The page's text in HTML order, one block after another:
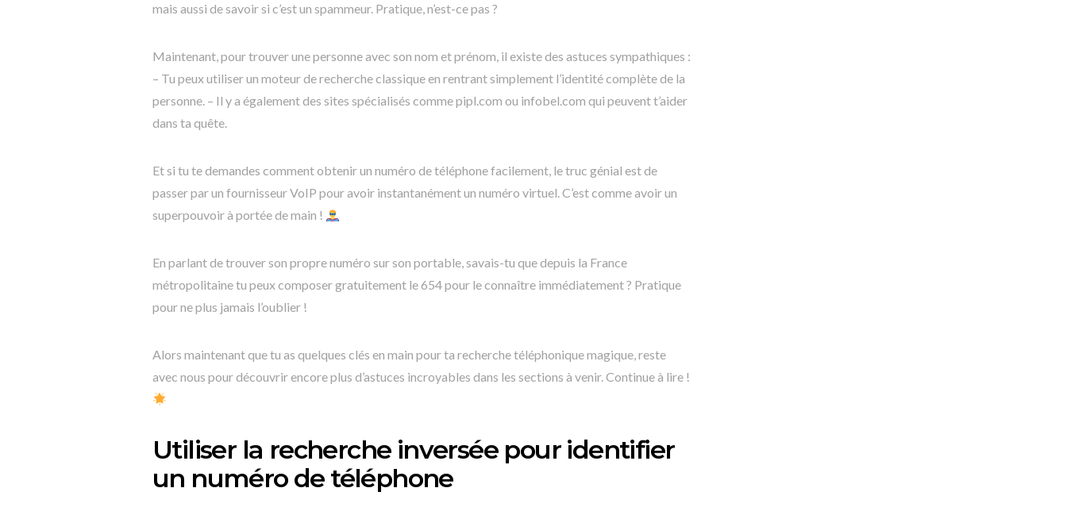
mais aussi de savoir si c’est un spammeur. Pratique, n’est-ce pas ?
Maintenant, pour trouver une personne avec son nom et prénom, il existe des astuces sympathiques :
– Tu peux utiliser un moteur de recherche classique en rentrant simplement l’identité complète de la
personne. – Il y a également des sites spécialisés comme pipl.com ou infobel.com qui peuvent t’aider
dans ta quête.
Et si tu te demandes comment obtenir un numéro de téléphone facilement, le truc génial est de
passer par un fournisseur VoIP pour avoir instantanément un numéro virtuel. C’est comme avoir un
superpouvoir à portée de main !
En parlant de trouver son propre numéro sur son portable, savais-tu que depuis la France
métropolitaine tu peux composer gratuitement le 654 pour le connaître immédiatement ? Pratique
pour ne plus jamais l’oublier !
Alors maintenant que tu as quelques clés en main pour ta recherche téléphonique magique, reste
avec nous pour découvrir encore plus d’astuces incroyables dans les sections à venir. Continue à lire !
Utiliser la recherche inversée pour identifier
un numéro de téléphone